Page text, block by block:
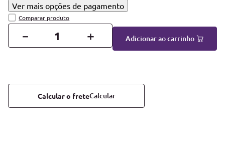
Ver mais opções de pagamento
＋
－ Adicionar ao carrinho
Calcular o frete